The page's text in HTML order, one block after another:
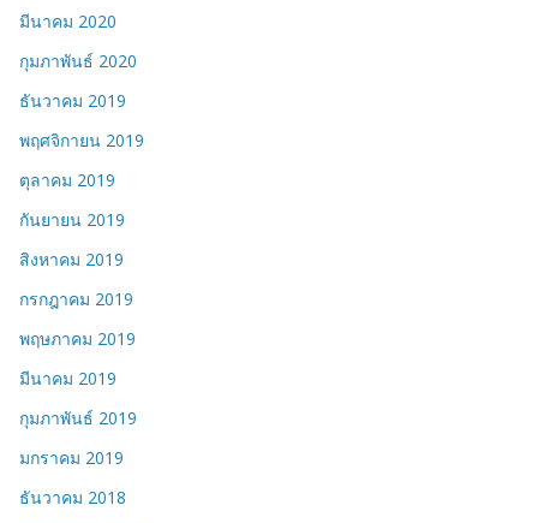
มีนาคม 2020
กุมภาพันธ์ 2020
ธันวาคม 2019
พฤศจิกายน 2019
ตุลาคม 2019
กันยายน 2019
สิงหาคม 2019
กรกฎาคม 2019
พฤษภาคม 2019
มีนาคม 2019
กุมภาพันธ์ 2019
มกราคม 2019
ธันวาคม 2018